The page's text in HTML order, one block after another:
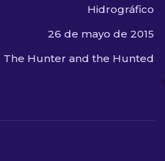
Hidrográfico
26 de mayo de 2015
The Hunter and the Hunted